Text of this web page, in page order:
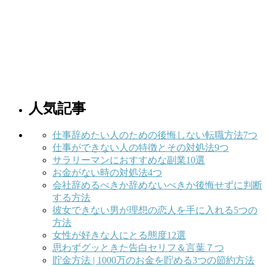
人気記事
仕事辞めたい人のための後悔しない転職方法7つ
仕事ができない人の特徴とその対処法9つ
サラリーマンにおすすめな副業10選
お金がない時の対処法4つ
会社辞めるべきか辞めないべきか後悔せずに判断
する方法
彼女できない男が理想の恋人を手に入れる5つの
方法
女性が好きな人にとる態度12選
思わずグッときた告白セリフ＆言葉７つ
貯金方法 | 1000万のお金を貯める3つの節約方法